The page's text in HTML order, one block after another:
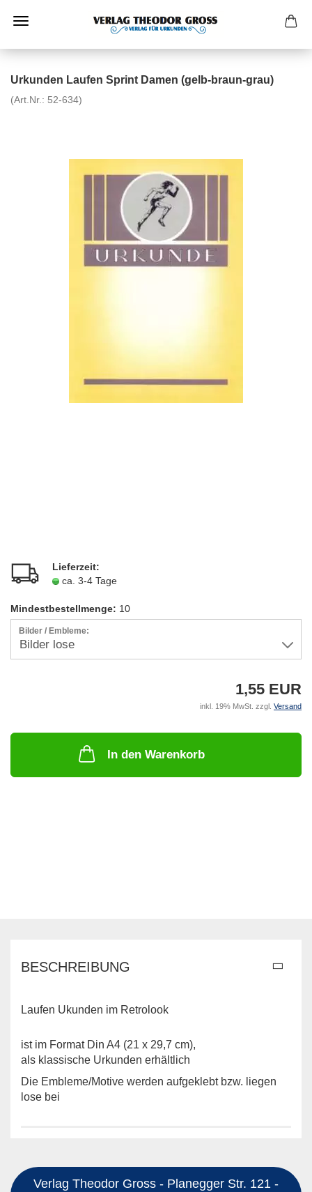
Urkunden Laufen Sprint Damen (gelb-braun-grau)
(Art.Nr.: 52-634)
Lieferzeit:
ca. 3-4 Tage
Mindestbestellmenge: 10
Bilder / Embleme:
1,55 EUR
inkl. 19% MwSt. zzgl. Versand
In den Warenkorb
BESCHREIBUNG
Laufen Ukunden im Retrolook
ist im Format Din A4 (21 x 29,7 cm),
als klassische Urkunden erhältlich
Die Embleme/Motive werden aufgeklebt bzw. liegen
lose bei
Verlag Theodor Gross - Planegger Str. 121 -